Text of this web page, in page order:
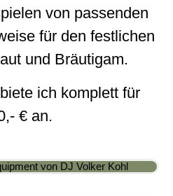
von passenden
für den festlichen
und Bräutigam.
ich komplett für
€ an.